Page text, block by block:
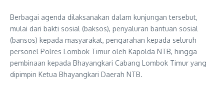
Berbagai agenda dilaksanakan dalam kunjungan tersebut,
mulai dari bakti sosial (baksos), penyaluran bantuan sosial
(bansos) kepada masyarakat, pengarahan kepada seluruh
personel Polres Lombok Timur oleh Kapolda NTB, hingga
pembinaan kepada Bhayangkari Cabang Lombok Timur yang
dipimpin Ketua Bhayangkari Daerah NTB.